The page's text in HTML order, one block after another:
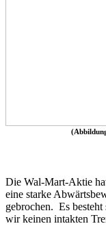
Die Wal-Mart-Aktie
eine starke
gebrochen. Es
wir keinen intakten